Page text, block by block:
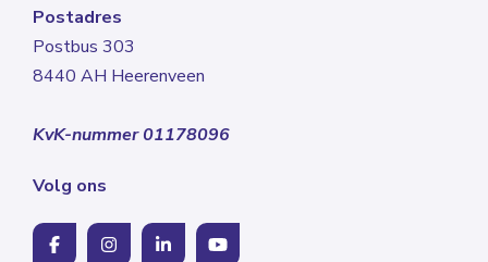
Postadres
Postbus 303
8440 AH Heerenveen
KvK-nummer 01178096
Volg ons